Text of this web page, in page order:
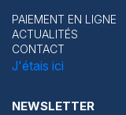
PAIEMENT EN LIGNE
ACTUALITÉS
CONTACT
J'étais ici
NEWSLETTER